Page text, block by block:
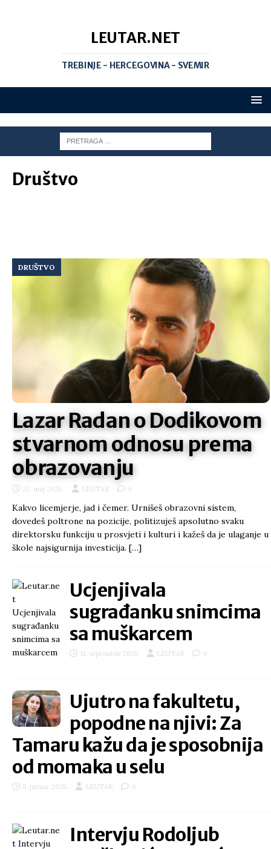
LEUTAR.NET
TREBINJE - HERCEGOVINA - SVEMIR
Društvo
DRUŠTVO
Lazar Radan o Dodikovom
stvarnom odnosu prema
obrazovanju
22. maj 2026. LEUTAR 0
Kakvo licemjerje, jad i čemer. Urnišeš obrazovni sistem,
dovedeš poltrone na pozicije, politizuješ apsolutno svaku
direktorsku funkciju u prosvjeti i kulturi i kažeš da je ulaganje u
škole najsigurnija investicija. […]
Ucjenjivala
sugrađanku snimcima
sa muškarcem
11. septembar 2025. LEUTAR 0
Ujutro na fakultetu,
popodne na njivi: Za
Tamaru kažu da je sposobnija
od momaka u selu
5. januar 2025. LEUTAR 0
Intervju Rodoljub